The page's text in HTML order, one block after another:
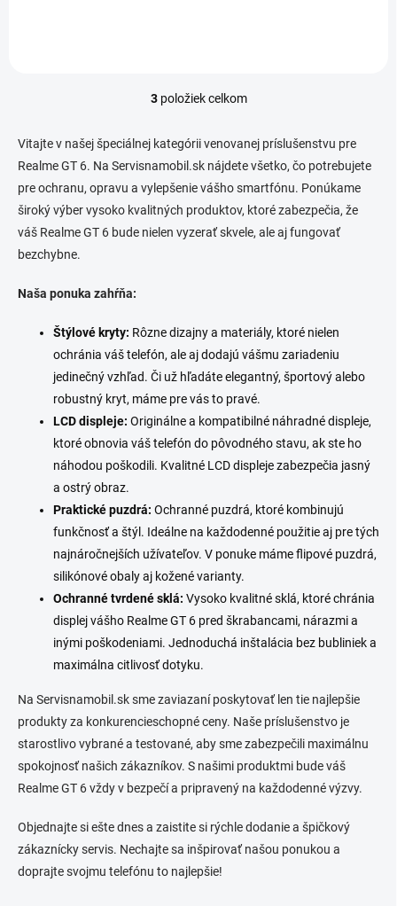
O
l
á
d
a
c
e
v
ý
p
i
s
u
3položiek celkom
Vitajte v našej špeciálnej kategórii venovanej príslušenstvu pre
Realme GT 6. Na Servisnamobil.sk nájdete všetko, čo potrebujete
pre ochranu, opravu a vylepšenie vášho smartfónu. Ponúkame
široký výber vysoko kvalitných produktov, ktoré zabezpečia, že
váš Realme GT 6 bude nielen vyzerať skvele, ale aj fungovať
bezchybne.
Naša ponuka zahŕňa:
Štýlové kryty: Rôzne dizajny a materiály, ktoré nielen
ochránia váš telefón, ale aj dodajú vášmu zariadeniu
jedinečný vzhľad. Či už hľadáte elegantný, športový alebo
robustný kryt, máme pre vás to pravé.
LCD displeje: Originálne a kompatibilné náhradné displeje,
ktoré obnovia váš telefón do pôvodného stavu, ak ste ho
náhodou poškodili. Kvalitné LCD displeje zabezpečia jasný
a ostrý obraz.
Praktické puzdrá: Ochranné puzdrá, ktoré kombinujú
funkčnosť a štýl. Ideálne na každodenné použitie aj pre tých
najnáročnejších užívateľov. V ponuke máme flipové puzdrá,
silikónové obaly aj kožené varianty.
Ochranné tvrdené sklá: Vysoko kvalitné sklá, ktoré chránia
displej vášho Realme GT 6 pred škrabancami, nárazmi a
inými poškodeniami. Jednoduchá inštalácia bez bubliniek a
maximálna citlivosť dotyku.
Na Servisnamobil.sk sme zaviazaní poskytovať len tie najlepšie
produkty za konkurencieschopné ceny. Naše príslušenstvo je
starostlivo vybrané a testované, aby sme zabezpečili maximálnu
spokojnosť našich zákazníkov. S našimi produktmi bude váš
Realme GT 6 vždy v bezpečí a pripravený na každodenné výzvy.
Objednajte si ešte dnes a zaistite si rýchle dodanie a špičkový
zákaznícky servis. Nechajte sa inšpirovať našou ponukou a
doprajte svojmu telefónu to najlepšie!